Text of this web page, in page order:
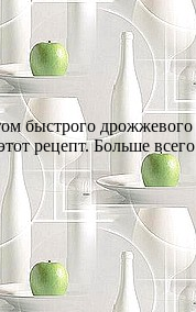
быстрого
рецепт. Больше